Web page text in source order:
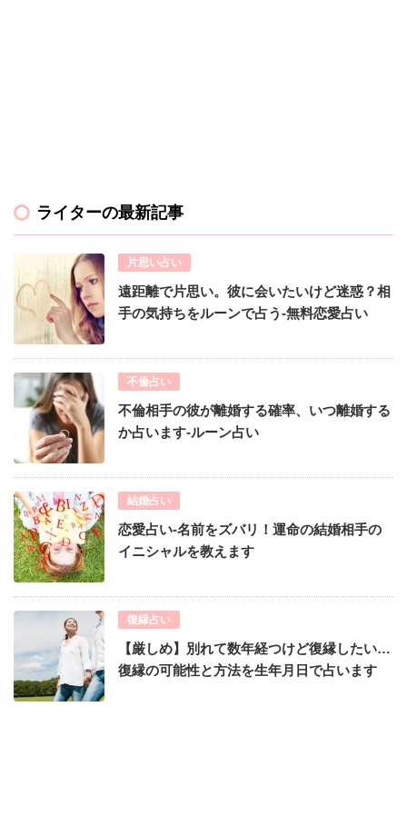
ライターの最新記事
片思い占い
遠距離で片思い。彼に会いたいけど迷惑？相
手の気持ちをルーンで占う-無料恋愛占い
不倫占い
不倫相手の彼が離婚する確率、いつ離婚する
か占います-ルーン占い
結婚占い
恋愛占い-名前をズバリ！運命の結婚相手の
イニシャルを教えます
復縁占い
【厳しめ】別れて数年経つけど復縁したい…
復縁の可能性と方法を生年月日で占います